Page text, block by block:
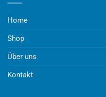
Home
Shop
Über uns
Kontakt